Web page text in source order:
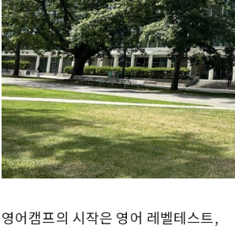
영어캠프의 시작은 영어 레벨테스트,